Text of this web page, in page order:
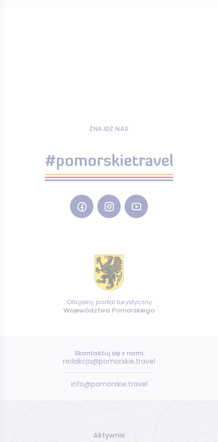
ZNAJDŹ NAS
#pomorskietravel
Oficjalny portal turystyczny
Województwa Pomorskiego
Skontaktuj się z nami:
redakcja@pomorskie.travel
info@pomorskie.travel
Aktywnie